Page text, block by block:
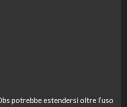
potrebbe estendersi oltre l’uso